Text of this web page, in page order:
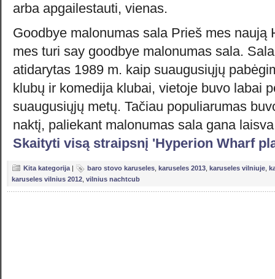
arba apgailestauti, vienas.
Goodbye malonumas sala Prieš mes naują
mes turi say goodbye malonumas sala.
atidarytas 1989 m. kaip suaugusiųjų
klubų ir komedija klubai, vietoje buvo labai
suaugusiųjų metų. Tačiau populiarumas
naktį, paliekant malonumas sala gana
Skaityti visą straipsnį 'Hyperion Wharf
Kita kategorija | baro stovo karuseles karuseles 2013 karuseles vilniuje
karuseles vilnius 2012 vilnius nachtcub